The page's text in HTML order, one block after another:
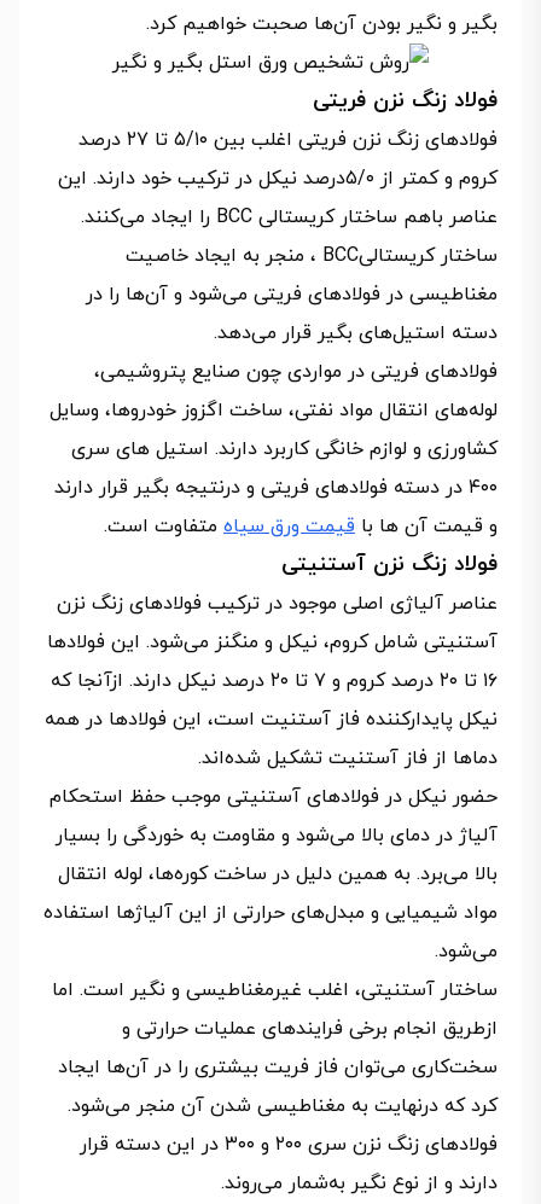
بگیر و نگیر بودن آن‌ها صحبت خواهیم کرد.
فولاد زنگ نزن فریتی
فولادهای زنگ نزن فریتی اغلب بین ۵/۱۰ تا ۲۷ درصد
کروم و کمتر از ۵/۰درصد نیکل در ترکیب خود دارند. این
عناصر باهم ساختار کریستالی BCC را ایجاد می‌کنند.
ساختار کریستالیBCC ، منجر به ایجاد خاصیت
مغناطیسی در فولادهای فریتی می‌شود و آن‌ها را در
دسته استیل‌های بگیر قرار می‌دهد.
فولادهای فریتی در مواردی چون صنایع پتروشیمی،
لوله‌های انتقال مواد نفتی، ساخت اگزوز خودروها، وسایل
کشاورزی و لوازم خانگی کاربرد دارند. استیل های سری
۴۰۰ در دسته فولادهای فریتی و درنتیجه بگیر قرار دارند
و قیمت آن ها با قیمت ورق سیاه متفاوت است.
فولاد زنگ نزن آستنیتی
عناصر آلیاژی اصلی موجود در ترکیب فولادهای زنگ نزن
آستنیتی شامل کروم، نیکل و منگنز می‌شود. این فولادها
۱۶ تا ۲۰ درصد کروم و ۷ تا ۲۰ درصد نیکل دارند. ازآنجا که
نیکل پایدارکننده فاز آستنیت است، این فولادها در همه
دماها از فاز آستنیت تشکیل شده‌اند.
حضور نیکل در فولادهای آستنیتی موجب حفظ استحکام
آلیاژ در دمای بالا می‌شود و مقاومت به خوردگی را بسیار
بالا می‌برد. به همین دلیل در ساخت کوره‌ها، لوله انتقال
مواد شیمیایی و مبدل‌های حرارتی از این آلیاژها استفاده
می‌شود.
ساختار آستنیتی، اغلب غیرمغناطیسی و نگیر است. اما
ازطریق انجام برخی فرایندهای عملیات حرارتی و
سخت‌کاری می‌توان فاز فریت بیشتری را در آن‌ها ایجاد
کرد که درنهایت به مغناطیسی شدن آن منجر می‌شود.
فولادهای زنگ نزن سری ۲۰۰ و ۳۰۰ در این دسته قرار
دارند و از نوع نگیر به‌شمار می‌روند.